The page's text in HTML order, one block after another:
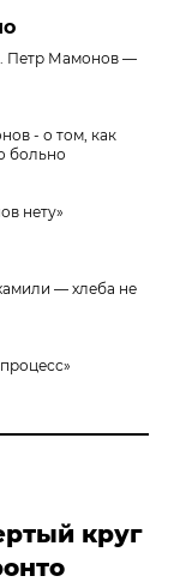
Петр Мамонов —
- о том, как
больно
нету»
— хлеба не
круг